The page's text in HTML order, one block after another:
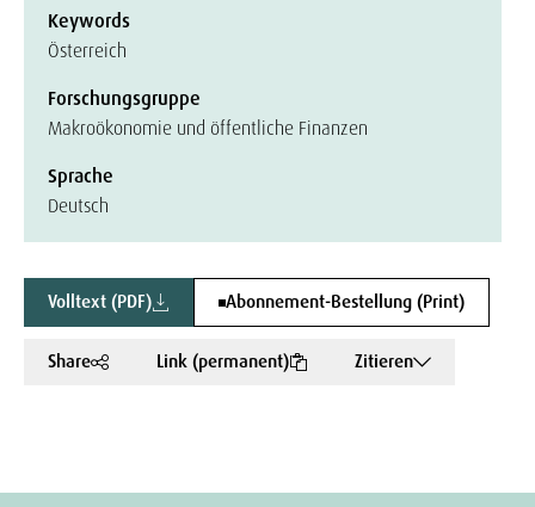
Keywords
Österreich
Forschungsgruppe
Makroökonomie und öffentliche Finanzen
Sprache
Deutsch
Volltext (PDF) Abonnement-Bestellung (Print)
Share Link (permanent) Zitieren